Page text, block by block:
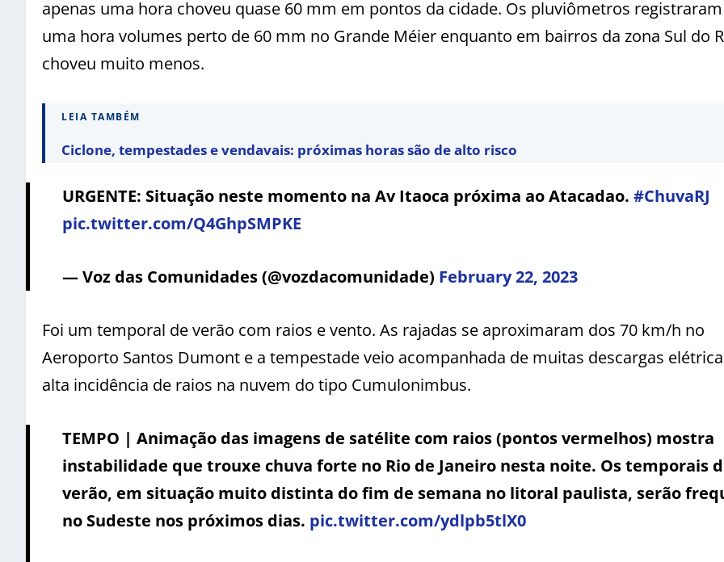
apenas uma hora choveu quase 60 mm em pontos da cidade. Os pluviômetros
uma hora volumes perto de 60 mm no Grande Méier enquanto em bairros da zona Sul do
choveu muito menos.
LEIA TAMBÉM
Ciclone, tempestades e vendavais: próximas horas são de alto risco
URGENTE: Situação neste momento na Av Itaoca próxima ao Atacadao. #ChuvaRJ
pic.twitter.com/Q4GhpSMPKE
— Voz das Comunidades (@vozdacomunidade) February 22, 2023
Foi um temporal de verão com raios e vento. As rajadas se aproximaram dos 70 km/h no
Aeroporto Santos Dumont e a tempestade veio acompanhada de muitas descargas
alta incidência de raios na nuvem do tipo Cumulonimbus.
TEMPO | Animação das imagens de satélite com raios (pontos vermelhos) mostra
instabilidade que trouxe chuva forte no Rio de Janeiro nesta noite. Os temporais
verão, em situação muito distinta do fim de semana no litoral paulista, serão
no Sudeste nos próximos dias. pic.twitter.com/ydlpb5tlX0